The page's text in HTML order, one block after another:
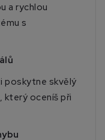
a rychlou
s
poskytne skvělý
který oceníš při